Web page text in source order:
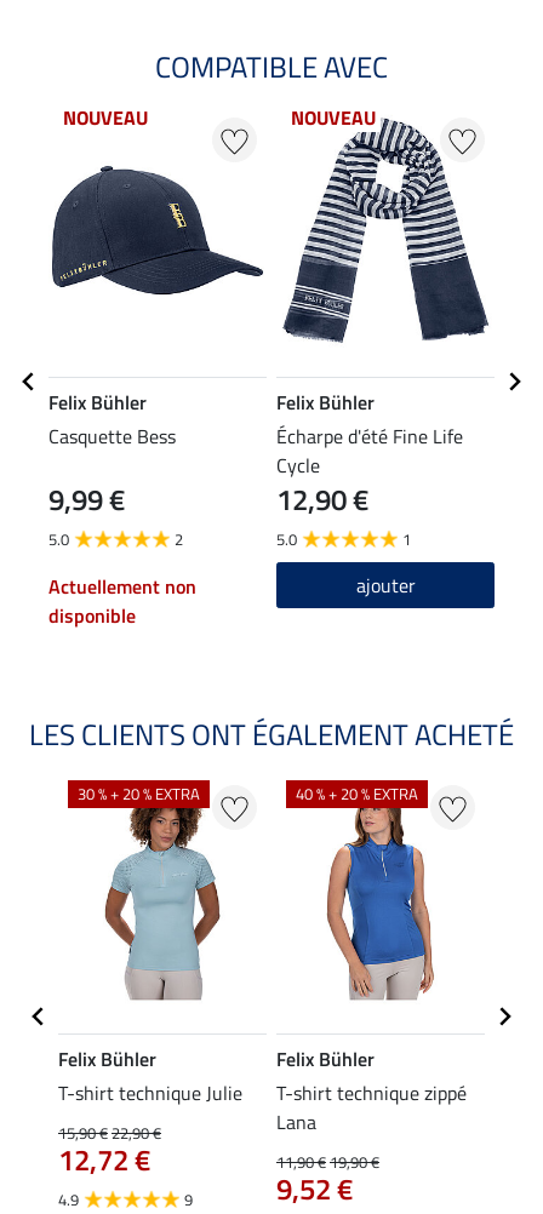
COMPATIBLE AVEC
NOUVEAU
Felix Bühler
Casquette Bess
9,99 €
5.0 2
Actuellement non
disponible
NOUVEAU
Felix Bühler
Écharpe d'été Fine Life
Cycle
12,90 €
5.0 1
ajouter
LES CLIENTS ONT ÉGALEMENT ACHETÉ
30 % + 20 % EXTRA
Felix Bühler
T-shirt technique Julie
15,90 €22,90 €
12,72 €
4.9 9
40 % + 20 % EXTRA
Felix Bühler
T-shirt technique zippé
Lana
11,90 €19,90 €
9,52 €